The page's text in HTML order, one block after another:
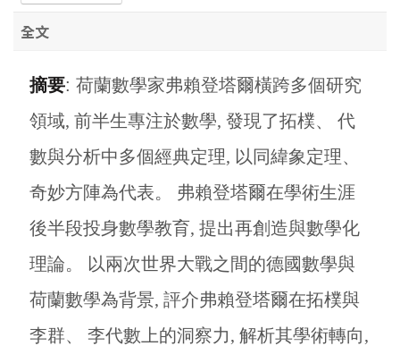
全文
摘要: 荷蘭數學家弗賴登塔爾橫跨多個研究
領域, 前半生專注於數學, 發現了拓樸、 代
數與分析中多個經典定理, 以同緯象定理、
奇妙方陣為代表。 弗賴登塔爾在學術生涯
後半段投身數學教育, 提出再創造與數學化
理論。 以兩次世界大戰之間的德國數學與
荷蘭數學為背景, 評介弗賴登塔爾在拓樸與
李群、 李代數上的洞察力, 解析其學術轉向,